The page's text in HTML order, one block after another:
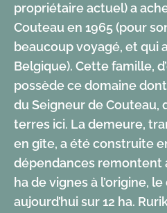
propriétaire actuel) a
Couteau en 1965 (pour
beaucoup voyagé, et qui
Belgique). Cette famille,
possède ce domaine
du Seigneur de Couteau,
terres ici. La demeure,
en gîte, a été construite
dépendances remontent
ha de vignes à l’origine,
aujourd’hui sur 12 ha.